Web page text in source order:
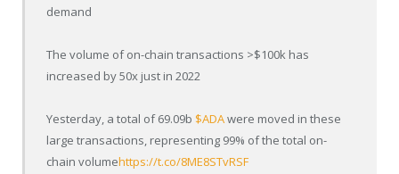
demand
The volume of on-chain transactions >$100k has
increased by 50x just in 2022
Yesterday, a total of 69.09b $ADAwere moved in these
large transactions, representing 99% of the total on-
chain volumehttps://t.co/8ME8STvRSF